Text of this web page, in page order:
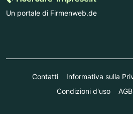
Un portale di Firmenweb.de
Contatti Informativa sulla
Condizioni d'uso
AGB